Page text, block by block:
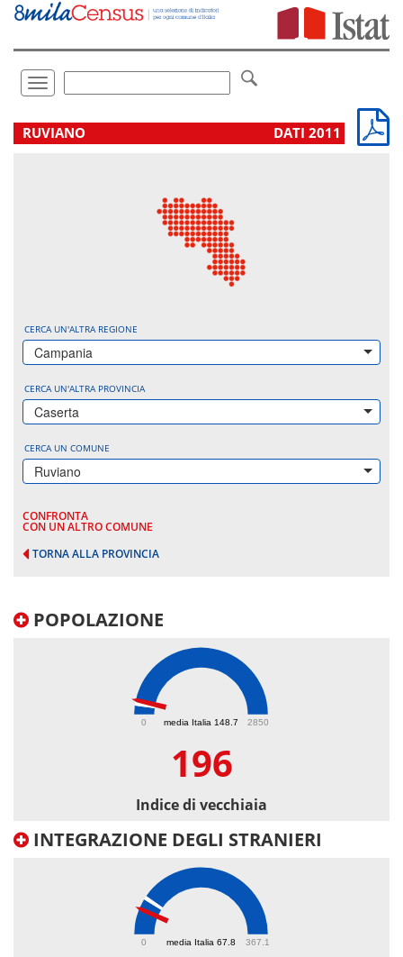
Vai
direttamente
Toggle
navigation
.
RUVIANO DATI 2011
CERCA UN'ALTRA REGIONE
Campania
CERCA UN'ALTRA PROVINCIA
Caserta
CERCA UN COMUNE
Ruviano
CONFRONTA
CON UN ALTRO COMUNE
TORNA ALLA PROVINCIA
POPOLAZIONE
media Italia 148.7
0 2850
196
Indice di vecchiaia
INTEGRAZIONE DEGLI STRANIERI
media Italia 67.8
0 367.1